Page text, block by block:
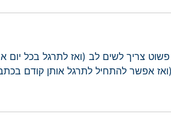
צריך לשים לב (ואז לתרגל בכל